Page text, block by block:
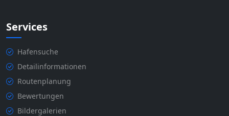
Services
Hafensuche
Detailinformationen
Routenplanung
Bewertungen
Bildergalerien